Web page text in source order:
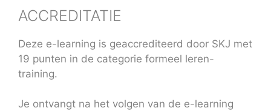
ACCREDITATIE
Deze e-learning is geaccrediteerd door SKJ met
19 punten in de categorie formeel leren-
training.
Je ontvangt na het volgen van de e-learning